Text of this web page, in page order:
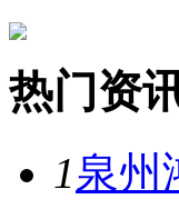
热门资
1泉州